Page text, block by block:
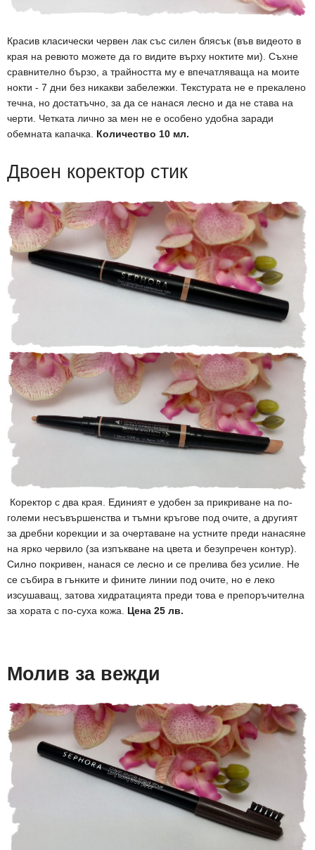
Красив класически червен лак със силен блясък (във видеото в
края на ревюто можете да го видите върху ноктите ми). Съхне
сравнително бързо, а трайността му е впечатляваща на моите
нокти - 7 дни без никакви забележки. Текстурата не е прекалено
течна, но достатъчно, за да се нанася лесно и да не става на
черти. Четката лично за мен не е особено удобна заради
обемната капачка. Количество 10 мл.
Двоен коректор стик
Коректор с два края. Единият е удобен за прикриване на по-
големи несъвършенства и тъмни кръгове под очите, а другият
за дребни корекции и за очертаване на устните преди нанасяне
на ярко червило (за изпъкване на цвета и безупречен контур).
Силно покривен, нанася се лесно и се прелива без усилие. Не
се събира в гънките и фините линии под очите, но е леко
изсушаващ, затова хидратацията преди това е препоръчителна
за хората с по-суха кожа. Цена 25 лв.
Молив за вежди